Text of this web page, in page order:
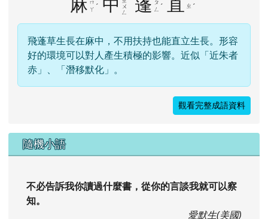
麻 ㄇ
ㄚ ˊ 中
ㄨ
ㄥ
蓬 ㄆ
ㄥ
ˊ 直 ㄓ ˊ
飛蓬草生長在麻中，不用扶持也能直立生長。形容
好的環境可以對人產生積極的影響。近似「近朱者
赤」、「潛移默化」。
觀看完整成語資料
隨機小語
不必告訴我你讀過什麼書，從你的言談我就可以察
知。
愛默生(美國)